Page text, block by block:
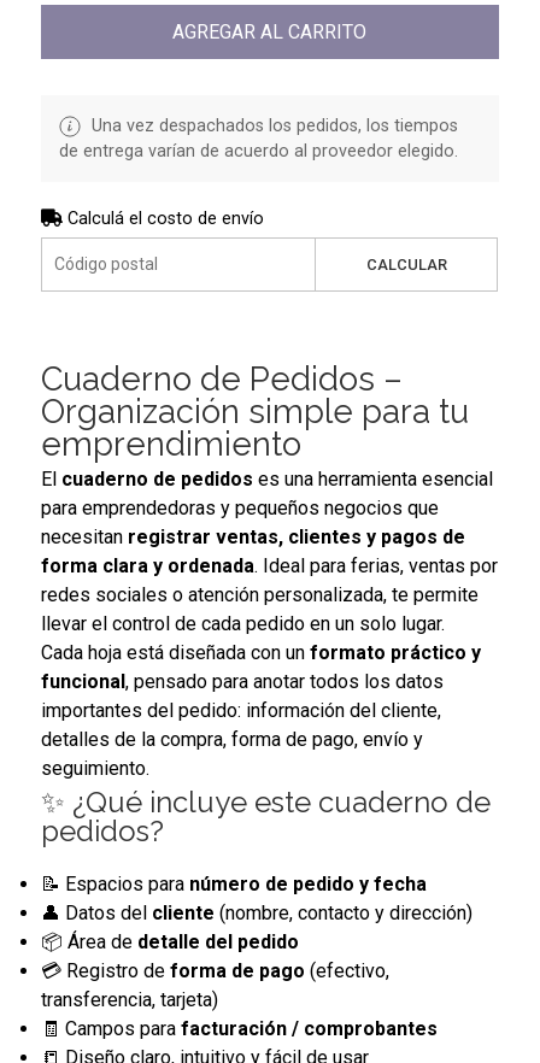
AGREGAR AL CARRITO
Una vez despachados los pedidos, los tiempos
de entrega varían de acuerdo al proveedor elegido.
Calculá el costo de envío
CALCULAR
Cuaderno de Pedidos –
Organización simple para tu
emprendimiento
El cuaderno de pedidos es una herramienta esencial
para emprendedoras y pequeños negocios que
necesitan registrar ventas, clientes y pagos de
forma clara y ordenada. Ideal para ferias, ventas por
redes sociales o atención personalizada, te permite
llevar el control de cada pedido en un solo lugar.
Cada hoja está diseñada con un formato práctico y
funcional, pensado para anotar todos los datos
importantes del pedido: información del cliente,
detalles de la compra, forma de pago, envío y
seguimiento.
✨ ¿Qué incluye este cuaderno de
pedidos?
📝 Espacios para número de pedido y fecha
👤 Datos del cliente (nombre, contacto y dirección)
📦 Área de detalle del pedido
💳 Registro de forma de pago (efectivo,
transferencia, tarjeta)
🧾 Campos para facturación / comprobantes
📒 Diseño claro, intuitivo y fácil de usar